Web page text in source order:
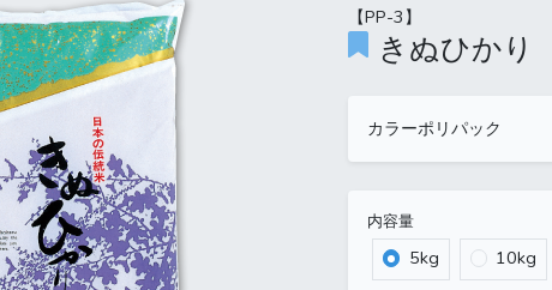
【PP-3】
きぬひかり
カラーポリパック
内容量
5kg 10kg